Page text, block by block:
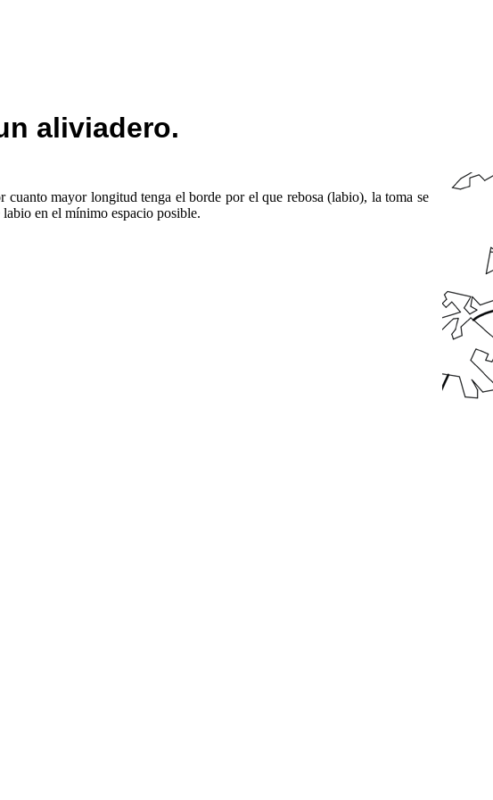
aliviadero.
cuanto mayor longitud tenga el borde por el que rebosa (labio), la toma se
en el mínimo espacio posible.